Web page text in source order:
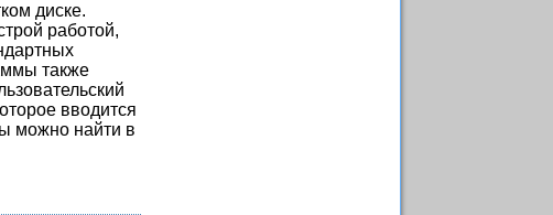
диске.
работой,
также
вводится
можно найти в